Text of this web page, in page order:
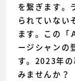
を繋ぎます。
られていない
ます。この「
ージシャンの
す。2023年
みませんか？